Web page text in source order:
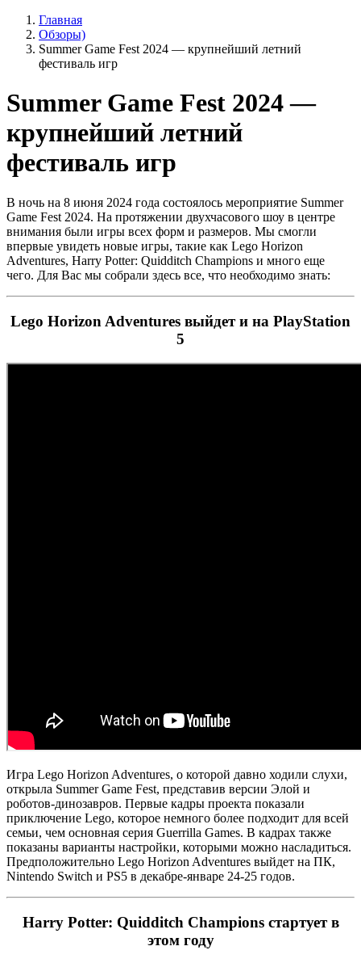
Главная
Обзоры)
Summer Game Fest 2024 — крупнейший летний
фестиваль игр
Summer Game Fest 2024 —
крупнейший летний
фестиваль игр
В ночь на 8 июня 2024 года состоялось мероприятие Summer
Game Fest 2024. На протяжении двухчасового шоу в центре
внимания были игры всех форм и размеров. Мы смогли
впервые увидеть новые игры, такие как Lego Horizon
Adventures, Harry Potter: Quidditch Champions и много еще
чего. Для Вас мы собрали здесь все, что необходимо знать:
Lego Horizon Adventures выйдет и на PlayStation
5
Игра Lego Horizon Adventures, о которой давно ходили слухи,
открыла Summer Game Fest, представив версии Элой и
роботов-динозавров. Первые кадры проекта показали
приключение Lego, которое немного более подходит для всей
семьи, чем основная серия Guerrilla Games. В кадрах также
показаны варианты настройки, которыми можно насладиться.
Предположительно Lego Horizon Adventures выйдет на ПК,
Nintendo Switch и PS5 в декабре-январе 24-25 годов.
Harry Potter: Quidditch Champions стартует в
этом году